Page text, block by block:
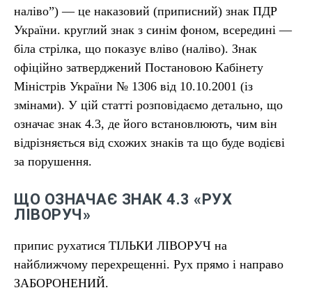
наліво”) — це наказовий (приписний) знак ПДР
України. круглий знак з синім фоном, всередині —
біла стрілка, що показує вліво (наліво). Знак
офіційно затверджений Постановою Кабінету
Міністрів України № 1306 від 10.10.2001 (із
змінами). У цій статті розповідаємо детально, що
означає знак 4.3, де його встановлюють, чим він
відрізняється від схожих знаків та що буде водієві
за порушення.
ЩО ОЗНАЧАЄ ЗНАК 4.3 «РУХ
ЛІВОРУЧ»
припис рухатися ТІЛЬКИ ЛІВОРУЧ на
найближчому перехрещенні. Рух прямо і направо
ЗАБОРОНЕНИЙ.